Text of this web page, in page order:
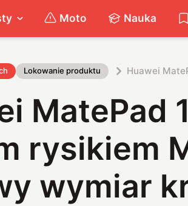
Moto Nauka
Lokowanie produktu Huawei
MatePad
rysikiem
wymiar